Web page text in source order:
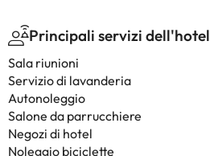
Principali servizi dell'hotel
Sala riunioni
Servizio di lavanderia
Autonoleggio
Salone da parrucchiere
Negozi di hotel
Noleggio biciclette